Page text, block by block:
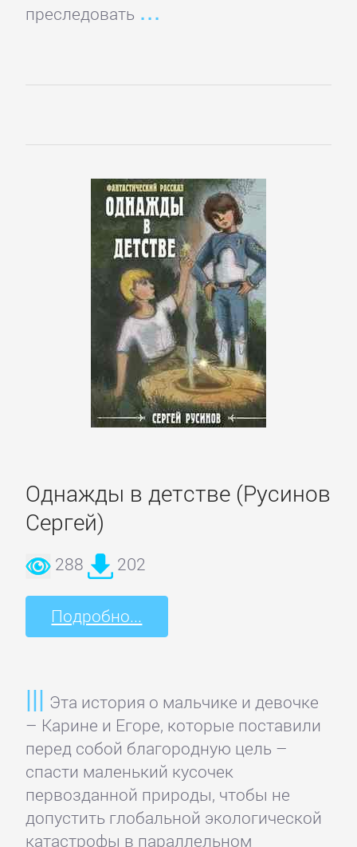
преследовать
Однажды в детстве (Русинов
Сергей)
288 202
Подробно...
Эта история о мальчике и девочке
– Карине и Егоре, которые поставили
перед собой благородную цель –
спасти маленький кусочек
первозданной природы, чтобы не
допустить глобальной экологической
катастрофы в параллельном
ЗАРУБЕЖНОЕ
Зарубежная
классика
Зарубежная
образовательная
литература
Зарубежная
прикладная
популярная
Зарубежная
публицистика
Зарубежная
фантастика
Зарубежные
детективы
Зарубежные
любовные